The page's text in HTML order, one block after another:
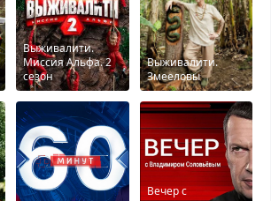
Выживалити.
Миссия Альфа. 2
сезон
Выживалити.
Змееловы
Вечер с